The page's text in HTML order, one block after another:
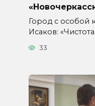
Город с особой
Исаков: «Чистота
33